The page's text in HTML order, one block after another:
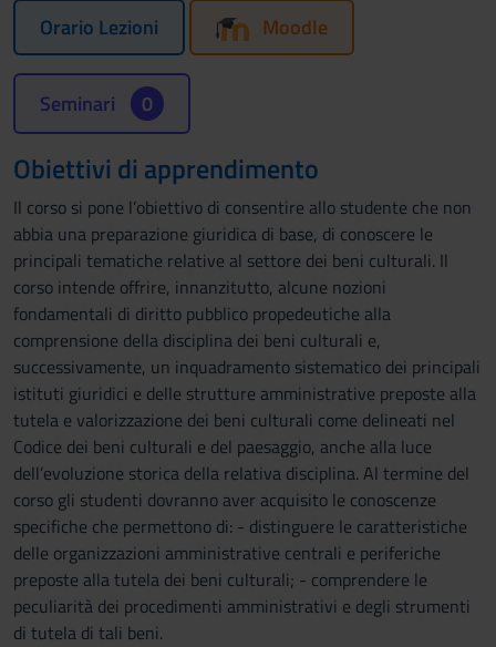
Orario Lezioni Moodle
Seminari 0
Obiettivi di apprendimento
Il corso si pone l’obiettivo di consentire allo studente che non
abbia una preparazione giuridica di base, di conoscere le
principali tematiche relative al settore dei beni culturali. Il
corso intende offrire, innanzitutto, alcune nozioni
fondamentali di diritto pubblico propedeutiche alla
comprensione della disciplina dei beni culturali e,
successivamente, un inquadramento sistematico dei principali
istituti giuridici e delle strutture amministrative preposte alla
tutela e valorizzazione dei beni culturali come delineati nel
Codice dei beni culturali e del paesaggio, anche alla luce
dell’evoluzione storica della relativa disciplina. Al termine del
corso gli studenti dovranno aver acquisito le conoscenze
specifiche che permettono di: - distinguere le caratteristiche
delle organizzazioni amministrative centrali e periferiche
preposte alla tutela dei beni culturali; - comprendere le
peculiarità dei procedimenti amministrativi e degli strumenti
di tutela di tali beni.